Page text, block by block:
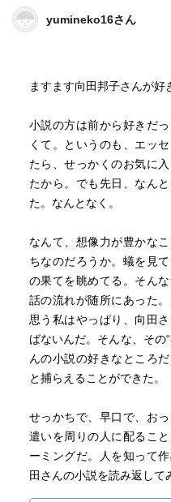
うか？
悪意は無いのだろうが、
無敵艦隊同士でぶつかっ
女地図
女が地図を読めない、描
新聞紙
配達され、未読の状態か
「新聞」
日付が変わって「新聞紙
さらに三日も過ぎると「
今は出番が減ったが、s
やティッシュの役割を、
りに、活躍した。
私は新聞のスクラップが
途切れに続けているが、
ってしまった。習慣は恐
ない新聞を捨てることが
yumineko16さん
ますます向田邦子さんが好
小説の方は前から好きだ
くて。というのも、エッ
たら、せっかくのお気に
たから。でも先日、なん
た。なんとなく。
なんて、想像力が豊かな
ちなのだろうか。蟻を見
の果てを眺めてる。そん
話の流れが随所にあった
思う私はやっぱり、向田
ばないんだ。そんな、その
んの小説の好きなところ
と捕らえることができた。
せっかちで、早口で、お
遣いを周りの人に配るこ
ーミングだ。人を知って
田さんの小説を読み返して